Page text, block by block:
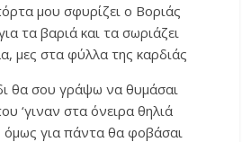
μου σφυρίζει ο Βοριάς
τα βαριά και τα σωριάζει
μες στα φύλλα της καρδιάς
θα σου γράψω να θυμάσαι
‘γιναν στα όνειρα θηλιά
όμως για πάντα θα φοβάσαι